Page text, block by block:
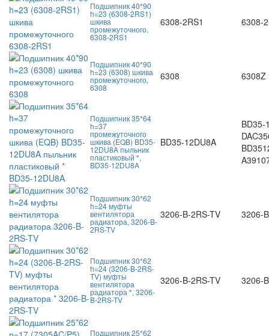
Подшипник 40*90
h=23 (6308-2RS1)
шкива
промежуточного,
6308-2RS1
6308-2RS1 6308-
Подшипник 40*90
h=23 (6308) шкива
промежуточного,
6308
6308 6308Z
Подшипник 35*64
h=37
промежуточного
шкива (EQB) BD35-
12DU8A пыльник
пластиковый *,
BD35-12DU8A
BD35-12DU8A
BD35-
Подшипник 30*62
h=24 муфты
вентилятора
радиатора, 3206-B-
2RS-TV
3206-B-2RS-TV 3206-
Подшипник 30*62
h=24 (3206-B-2RS-
TV) муфты
вентилятора
радиатора *, 3206-
B-2RS-TV
3206-B-2RS-TV 3206-
Подшипник 25*62